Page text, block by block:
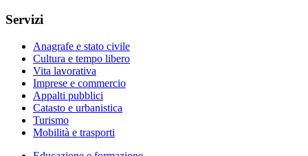
Servizi
Anagrafe e stato civile
Cultura e tempo libero
Vita lavorativa
Imprese e commercio
Appalti pubblici
Catasto e urbanistica
Turismo
Mobilità e trasporti